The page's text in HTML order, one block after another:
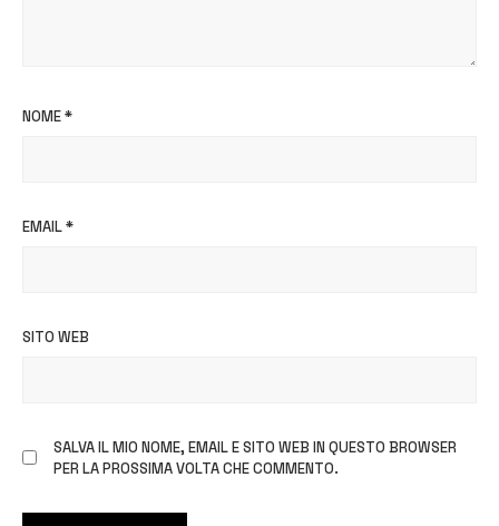
NOME*
EMAIL*
SITO WEB
SALVA IL MIO NOME, EMAIL E SITO WEB IN QUESTO BROWSER
PER LA PROSSIMA VOLTA CHE COMMENTO.